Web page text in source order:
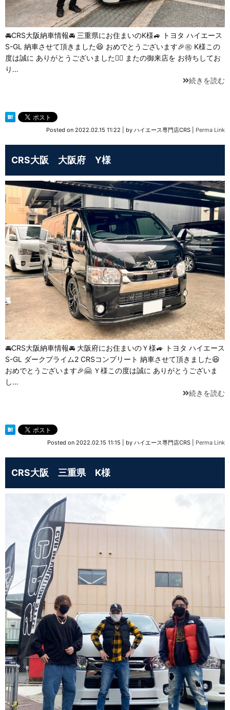
🚘CRS大阪納車情報🚘 三重県にお住まいのK様🚙 トヨタ ハイエース
S-GL 納車させて頂きました😆 おめでとうございます🎉㊗️ K様この
度は誠に ありがとうございました🙇‍♂️ またの御来店を ⁡お待ちしてお
り…
続きを読む
Posted on 2022.02.15 11:22 by ハイエース専門店CRS Perma Link
CRS大阪 大阪府 Y様
🚘CRS大阪納車情報🚘 大阪府にお住まいのＹ様🚙 トヨタ ハイエース⁡
⁡S-GL ダークプライム2⁡ ⁡CRSコンプリート 納車させて頂きました😆
おめでとうございます🎉🤗 Ｙ様この度は誠に ありがとうございま
し…
続きを読む
Posted on 2022.02.15 11:15 by ハイエース専門店CRS Perma Link
CRS大阪 三重県 K様